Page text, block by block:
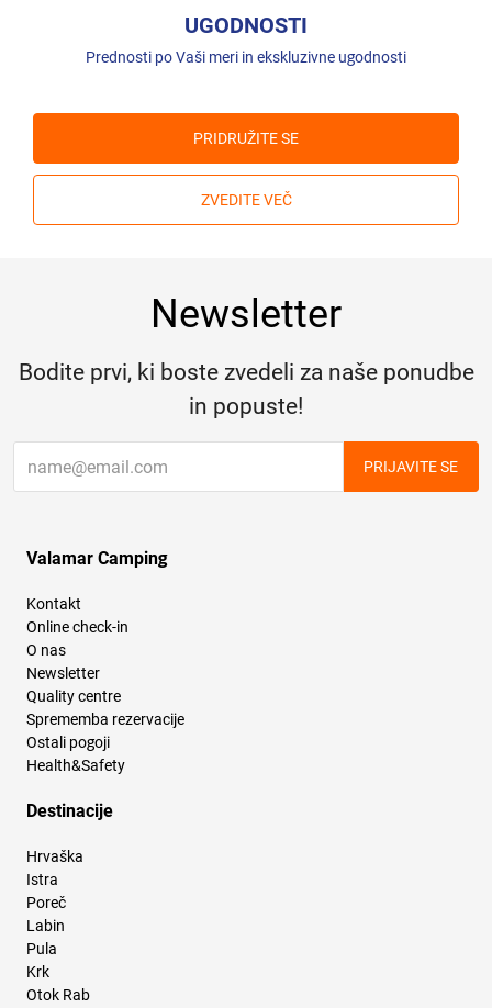
UGODNOSTI
Prednosti po Vaši meri in ekskluzivne ugodnosti
PRIDRUŽITE SE
ZVEDITE VEČ
Newsletter
Bodite prvi, ki boste zvedeli za naše ponudbe
in popuste!
PRIJAVITE SE
Valamar Camping
Kontakt
Online check-in
O nas
Newsletter
Quality centre
Sprememba rezervacije
Ostali pogoji
Health&Safety
Destinacije
Hrvaška
Istra
Poreč
Labin
Pula
Krk
Otok Rab